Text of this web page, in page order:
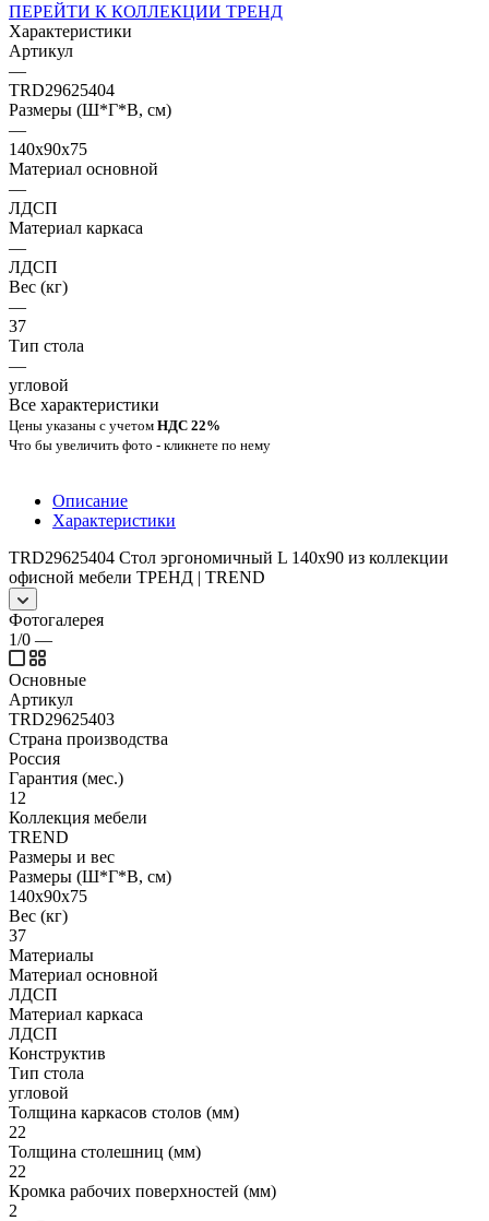
ПЕРЕЙТИ К КОЛЛЕКЦИИ ТРЕНД
Характеристики
Артикул
—
TRD29625404
Размеры (Ш*Г*В, см)
—
140x90x75
Материал основной
—
ЛДСП
Материал каркаса
—
ЛДСП
Вес (кг)
—
37
Тип стола
—
угловой
Все характеристики
Цены указаны с учетом НДС 22%
Что бы увеличить фото - кликнете по нему
Описание
Характеристики
TRD29625404 Стол эргономичный L 140х90 из коллекции
офисной мебели ТРЕНД | TREND
Фотогалерея
1/0 —
Основные
Артикул
TRD29625403
Страна производства
Россия
Гарантия (мес.)
12
Коллекция мебели
TREND
Размеры и вес
Размеры (Ш*Г*В, см)
140x90x75
Вес (кг)
37
Материалы
Материал основной
ЛДСП
Материал каркаса
ЛДСП
Конструктив
Тип стола
угловой
Толщина каркасов столов (мм)
22
Толщина столешниц (мм)
22
Кромка рабочих поверхностей (мм)
2